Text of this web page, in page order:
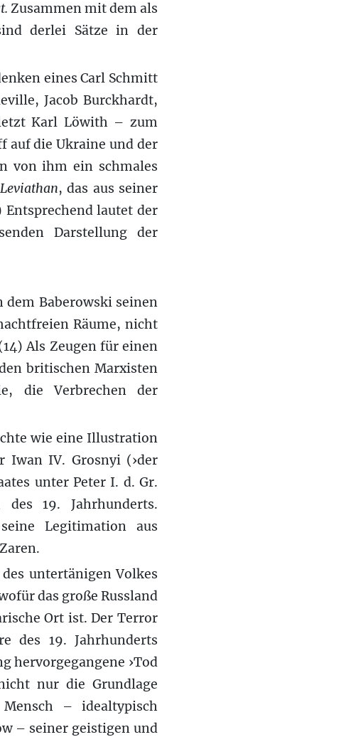
Zusammen mit dem als
derlei Sätze in der
eines Carl Schmitt
Jacob Burckhardt,
Karl Löwith – zum
auf die Ukraine und der
von ihm ein schmales
, das aus seiner
lautet der
Darstellung der
Baberowski seinen
Räume, nicht
Als Zeugen für einen
britischen Marxisten
die Verbrechen der
wie eine Illustration
Iwan IV. Grosnyi (›der
unter Peter I. d. Gr.
19. Jahrhunderts.
Legitimation aus
untertänigen Volkes
das große Russland
Ort ist. Der Terror
des 19. Jahrhunderts
hervorgegangene ›Tod
nur die Grundlage
– idealtypisch
– seiner geistigen und